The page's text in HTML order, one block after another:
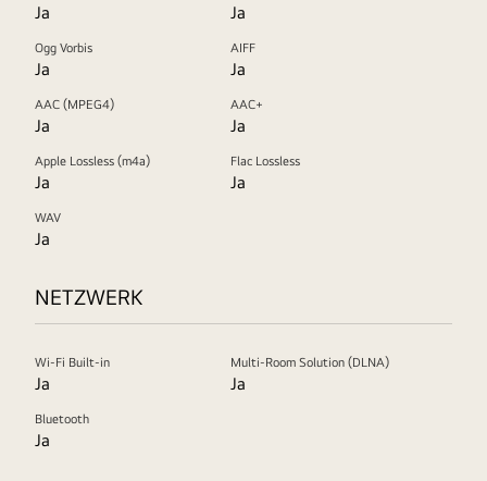
Ja Ja
Ogg Vorbis
Ja
AIFF
Ja
AAC (MPEG4)
Ja
AAC+
Ja
Apple Lossless (m4a)
Ja
Flac Lossless
Ja
WAV
Ja
NETZWERK
Wi-Fi Built-in
Ja
Multi-Room Solution (DLNA)
Ja
Bluetooth
Ja